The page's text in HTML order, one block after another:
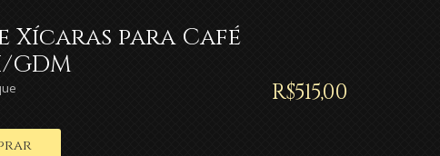
para Café
GDM
R$515,00